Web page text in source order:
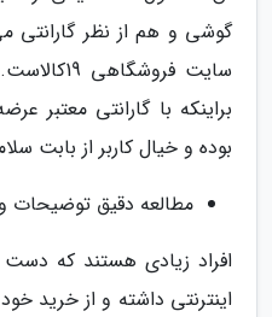
گوشی و هم از نظر گارانتی
سایت
براینکه با گارانتی معتبر
بوده و خیال کاربر از
مطالعه دقیق
افراد زیادی هستند که دست
اینترنتی داشته و از خرید